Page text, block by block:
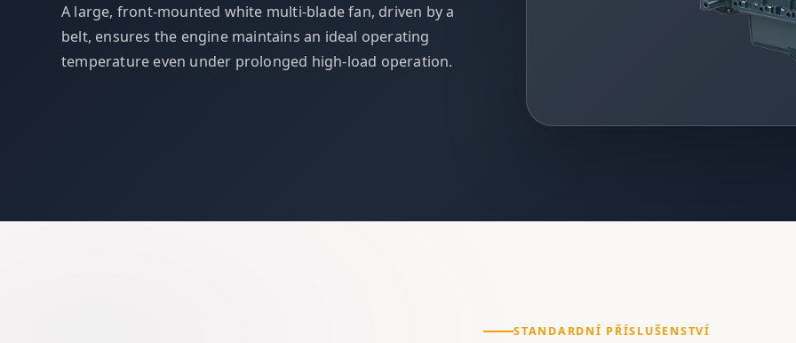
A large, front-mounted white multi-blade fan, driven by a
belt, ensures the engine maintains an ideal operating
temperature even under prolonged high-load operation.
STANDARDNÍ PŘÍSLUŠENSTVÍ